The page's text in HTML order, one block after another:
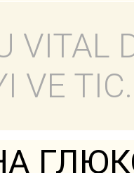
VITAL
VE